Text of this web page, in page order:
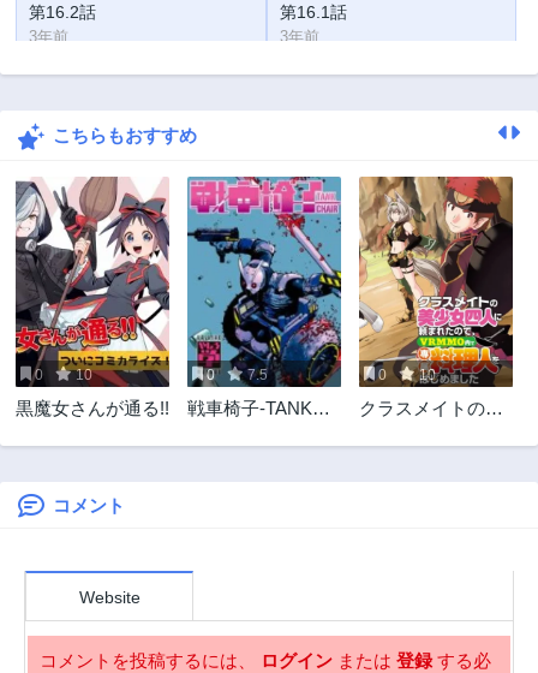
第16.2話
3年前
第16.1話
3年前
第15.2話 第15.1話
第14.1話
第13.2話
3年前
第13.1話
3年前
第12.3話
3年前
第12.2話
3年前
第12.1話
3年前
第11.2話
3年前
第11.1話
3年前
第10.3話
3年前
第10.2話 第10.1話
第9話
第8.1話
第7.1話
3年前
第6.2話
3年前
こちらもおすすめ
0 10
黒魔女さんが通る!!
0 7.5
戦車椅子-TANK
0 10
クラスメイトの美
内で専属料理人を
コメント
Website
コメントを投稿するには、 ログイン または 登録する必